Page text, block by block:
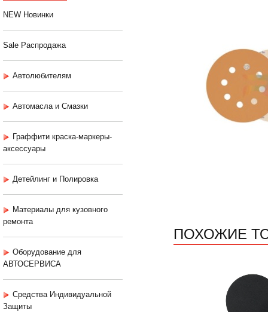
NEW Новинки
Sale Распродажа
Автолюбителям
Автомасла и Смазки
Граффити краска-маркеры-
аксессуары
Детейлинг и Полировка
Материалы для кузовного
ремонта
Оборудование для
АВТОСЕРВИСА
Средства Индивидуальной
Защиты
ПОХОЖИЕ